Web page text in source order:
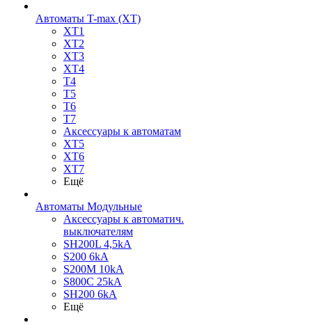
Автоматы T-max (XT)
XT1
XT2
XT3
XT4
T4
T5
T6
T7
Аксессуары к автоматам
XT5
XT6
XT7
Ещё
Автоматы Модульные
Аксессуары к автоматич.
выключателям
SH200L 4,5kA
S200 6kA
S200M 10kA
S800C 25kA
SH200 6kA
Ещё